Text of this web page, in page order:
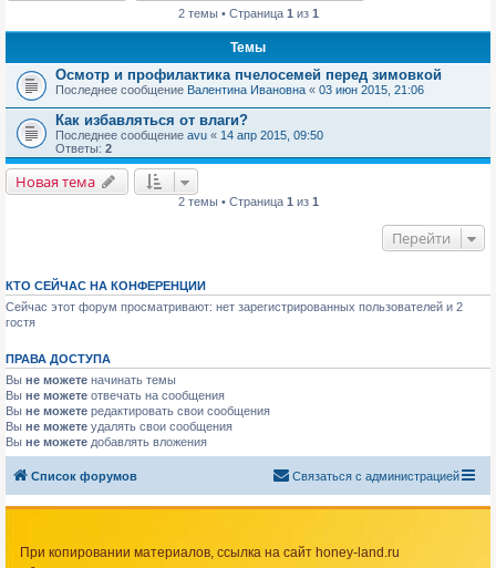
2 темы • Страница 1 из 1
Темы
Осмотр и профилактика пчелосемей перед зимовкой
Последнее сообщение Валентина Ивановна « 03 июн 2015, 21:06
Как избавляться от влаги?
Последнее сообщение avu « 14 апр 2015, 09:50
Ответы: 2
Новая тема
2 темы • Страница 1 из 1
Перейти
КТО СЕЙЧАС НА КОНФЕРЕНЦИИ
Сейчас этот форум просматривают: нет зарегистрированных пользователей и 2
гостя
ПРАВА ДОСТУПА
Вы не можете начинать темы
Вы не можете отвечать на сообщения
Вы не можете редактировать свои сообщения
Вы не можете удалять свои сообщения
Вы не можете добавлять вложения
Список форумов Связаться с администрацией
При копировании материалов, ссылка на сайт honey-land.ru